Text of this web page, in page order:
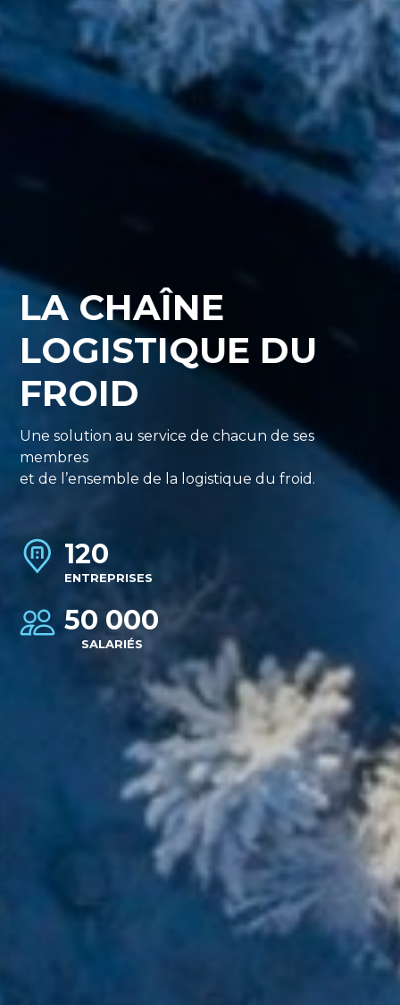
LA CHAÎNE
LOGISTIQUE DU
FROID
Une solution au service de chacun de ses
membres
et de l’ensemble de la logistique du froid.
120
ENTREPRISES
50 000
SALARIÉS